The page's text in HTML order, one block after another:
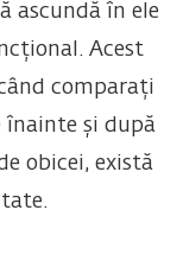
ascundă în ele
Acest
comparați
înainte și după
obicei, există